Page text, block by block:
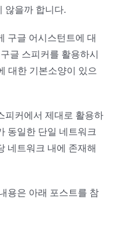
않을까 합니다.
구글 어시스턴트에 대
글 스피커를 활용하시
대한 기본소양이 있으
피커에서 제대로 활용하
동일한 단일 네트워크
네트워크 내에 존재해
용은 아래 포스트를 참